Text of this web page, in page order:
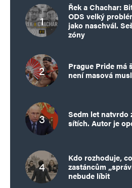
Řek a Chachar:
ODS velký
jako naschvál.
zóny
Prague Pride má
není masová
Sedm let natvrdo
sítích. Autor je
Kdo rozhoduje,
zastáncům
nebude líbit